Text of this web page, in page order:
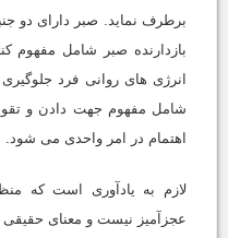
برطرف نماید. صبر دارای دو
بازدارنده صبر شامل مفهوم
انرژی های روانی فرد
شامل مفهوم جهت دادن و
اهتمام در امر واحدی می شود.
لازم به یادآوری است که
عجزآمیز نیست و معنای